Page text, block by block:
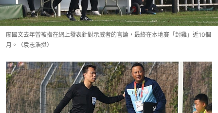
廖國文去年曾被指在網上發表針對示威者的言論，最終在本地賽「封雞」近10個
月。（袁志浩攝）